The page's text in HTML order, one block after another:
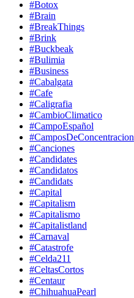
#Botox
#Brain
#BreakThings
#Brink
#Buckbeak
#Bulimia
#Business
#Cabalgata
#Cafe
#Caligrafia
#CambioClimatico
#CampoEspañol
#CamposDeConcentracion
#Canciones
#Candidates
#Candidatos
#Candidats
#Capital
#Capitalism
#Capitalismo
#Capitalistland
#Carnaval
#Catastrofe
#Celda211
#CeltasCortos
#Centaur
#ChihuahuaPearl